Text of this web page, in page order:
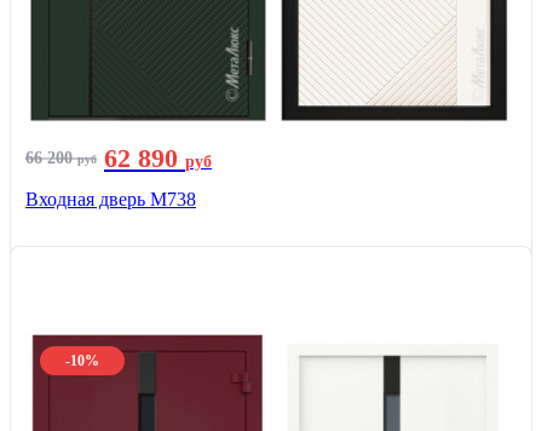
66 200руб 62 890 руб
Входная дверь М738
-10%